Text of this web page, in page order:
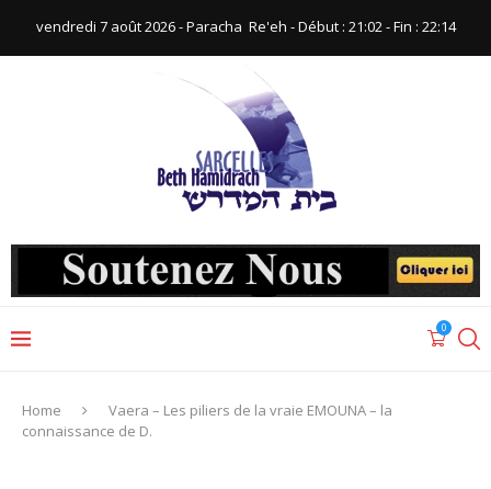
vendredi 7 août 2026 - Paracha ‪ Re'eh‬ - Début : 21:02‬ - Fin : ‪22:14‬
0
Home
Vaera – Les piliers de la vraie EMOUNA – la
connaissance de D.